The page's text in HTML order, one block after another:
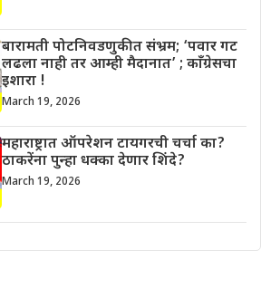
बारामती पोटनिवडणुकीत संभ्रम; ‘पवार गट
लढला नाही तर आम्ही मैदानात’ ; काँग्रेसचा
इशारा !
March 19, 2026
महाराष्ट्रात ऑपरेशन टायगरची चर्चा का?
ठाकरेंना पुन्हा धक्का देणार शिंदे?
March 19, 2026